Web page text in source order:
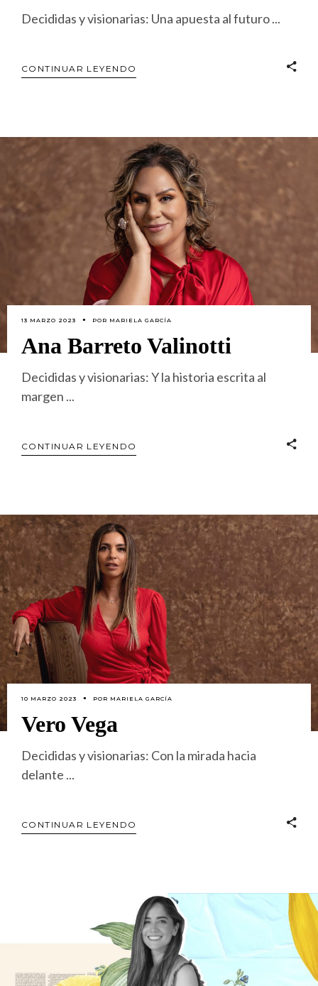
Decididas y visionarias: Una apuesta al futuro
CONTINUAR LEYENDO
13 MARZO 2023 POR MARIELA GARCÍA
Ana Barreto Valinotti
Decididas y visionarias: Y la historia escrita al
margen
CONTINUAR LEYENDO
10 MARZO 2023 POR MARIELA GARCÍA
Vero Vega
Decididas y visionarias: Con la mirada hacia
delante
CONTINUAR LEYENDO